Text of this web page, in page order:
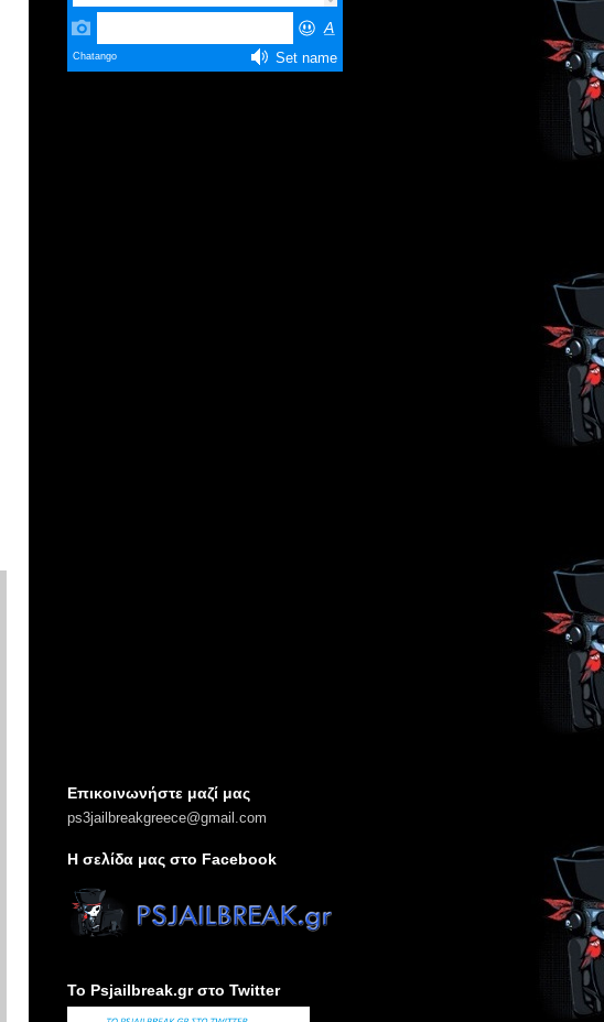
Επικοινωνήστε μαζί μας
ps3jailbreakgreece@gmail.com
H σελίδα μας στο Facebook
Το Psjailbreak.gr στο Twitter